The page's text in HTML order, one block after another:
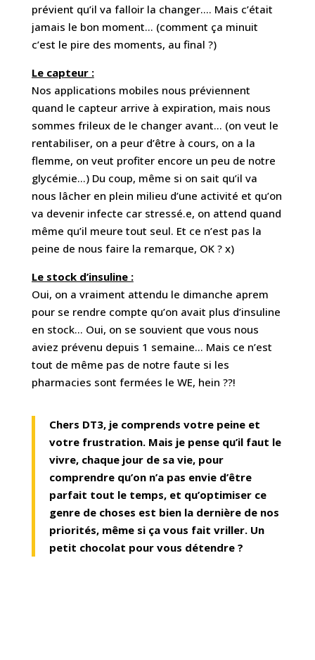
prévient qu’il va falloir la changer…. Mais c’était
jamais le bon moment… (comment ça minuit
c’est le pire des moments, au final ?)
Le capteur :
Nos applications mobiles nous préviennent
quand le capteur arrive à expiration, mais nous
sommes frileux de le changer avant… (on veut le
rentabiliser, on a peur d’être à cours, on a la
flemme, on veut profiter encore un peu de notre
glycémie…) Du coup, même si on sait qu’il va
nous lâcher en plein milieu d’une activité et qu’on
va devenir infecte car stressé.e, on attend quand
même qu’il meure tout seul. Et ce n’est pas la
peine de nous faire la remarque, OK ? x)
Le stock d’insuline :
Oui, on a vraiment attendu le dimanche aprem
pour se rendre compte qu’on avait plus d’insuline
en stock… Oui, on se souvient que vous nous
aviez prévenu depuis 1 semaine… Mais ce n’est
tout de même pas de notre faute si les
pharmacies sont fermées le WE, hein ??!
Chers DT3, je comprends votre peine et
votre frustration. Mais je pense qu’il faut le
vivre, chaque jour de sa vie, pour
comprendre qu’on n’a pas envie d’être
parfait tout le temps, et qu’optimiser ce
genre de choses est bien la dernière de nos
priorités, même si ça vous fait vriller. Un
petit chocolat pour vous détendre ?